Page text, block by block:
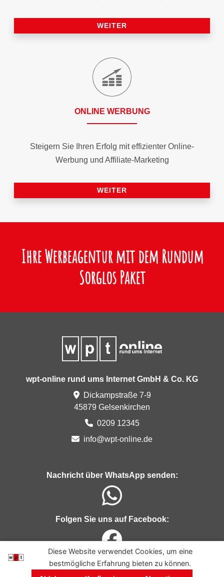
WEITER
ONLINE WERBUNG
Steigern Sie Ihren Erfolg mit effizienter Online-
Werbung und Affiliate-Marketing
WEITER
Ihre Werbeagentur mit dem Rundum
Sorglos Paket
wpt-online rund ums Internet GmbH & Co. KG
Dickampstraße 7-9
45879 Gelsenkirchen
0209 12345
info@wpt-online.de
Nachricht über WhatsApp senden:
Folgen Sie uns auf Facebook:
Diese Website verwendet Cookies, um eine
bestmögliche Erfahrung bieten zu können.